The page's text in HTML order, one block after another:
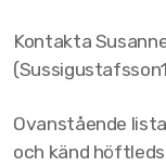
Kontakta
Ovanstående
och känd
Kontaktpersoner